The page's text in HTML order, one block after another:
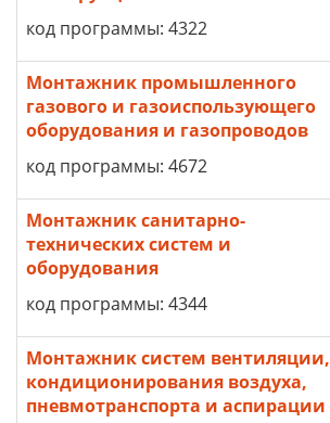
код программы: 4322
Монтажник промышленного
газового и газоиспользующего
оборудования и газопроводов
код программы: 4672
Монтажник санитарно-
технических систем и
оборудования
код программы: 4344
Монтажник систем вентиляции,
кондиционирования воздуха,
пневмотранспорта и аспирации